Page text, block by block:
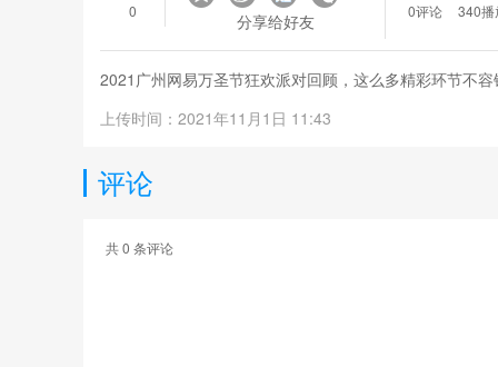
0 分享给好友 0评论 340播
2021广州网易万圣节狂欢派对回顾，这么多精彩环节不容
上传时间：2021年11月1日 11:43
评论
共0 条评论